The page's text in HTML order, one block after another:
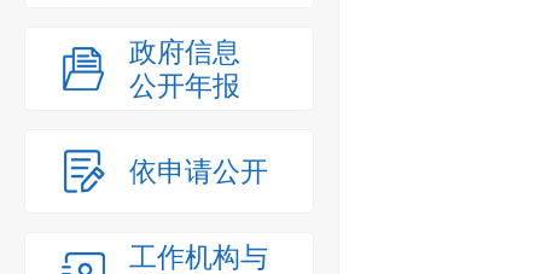
政府信息
公开年报
依申请公开
工作机构与